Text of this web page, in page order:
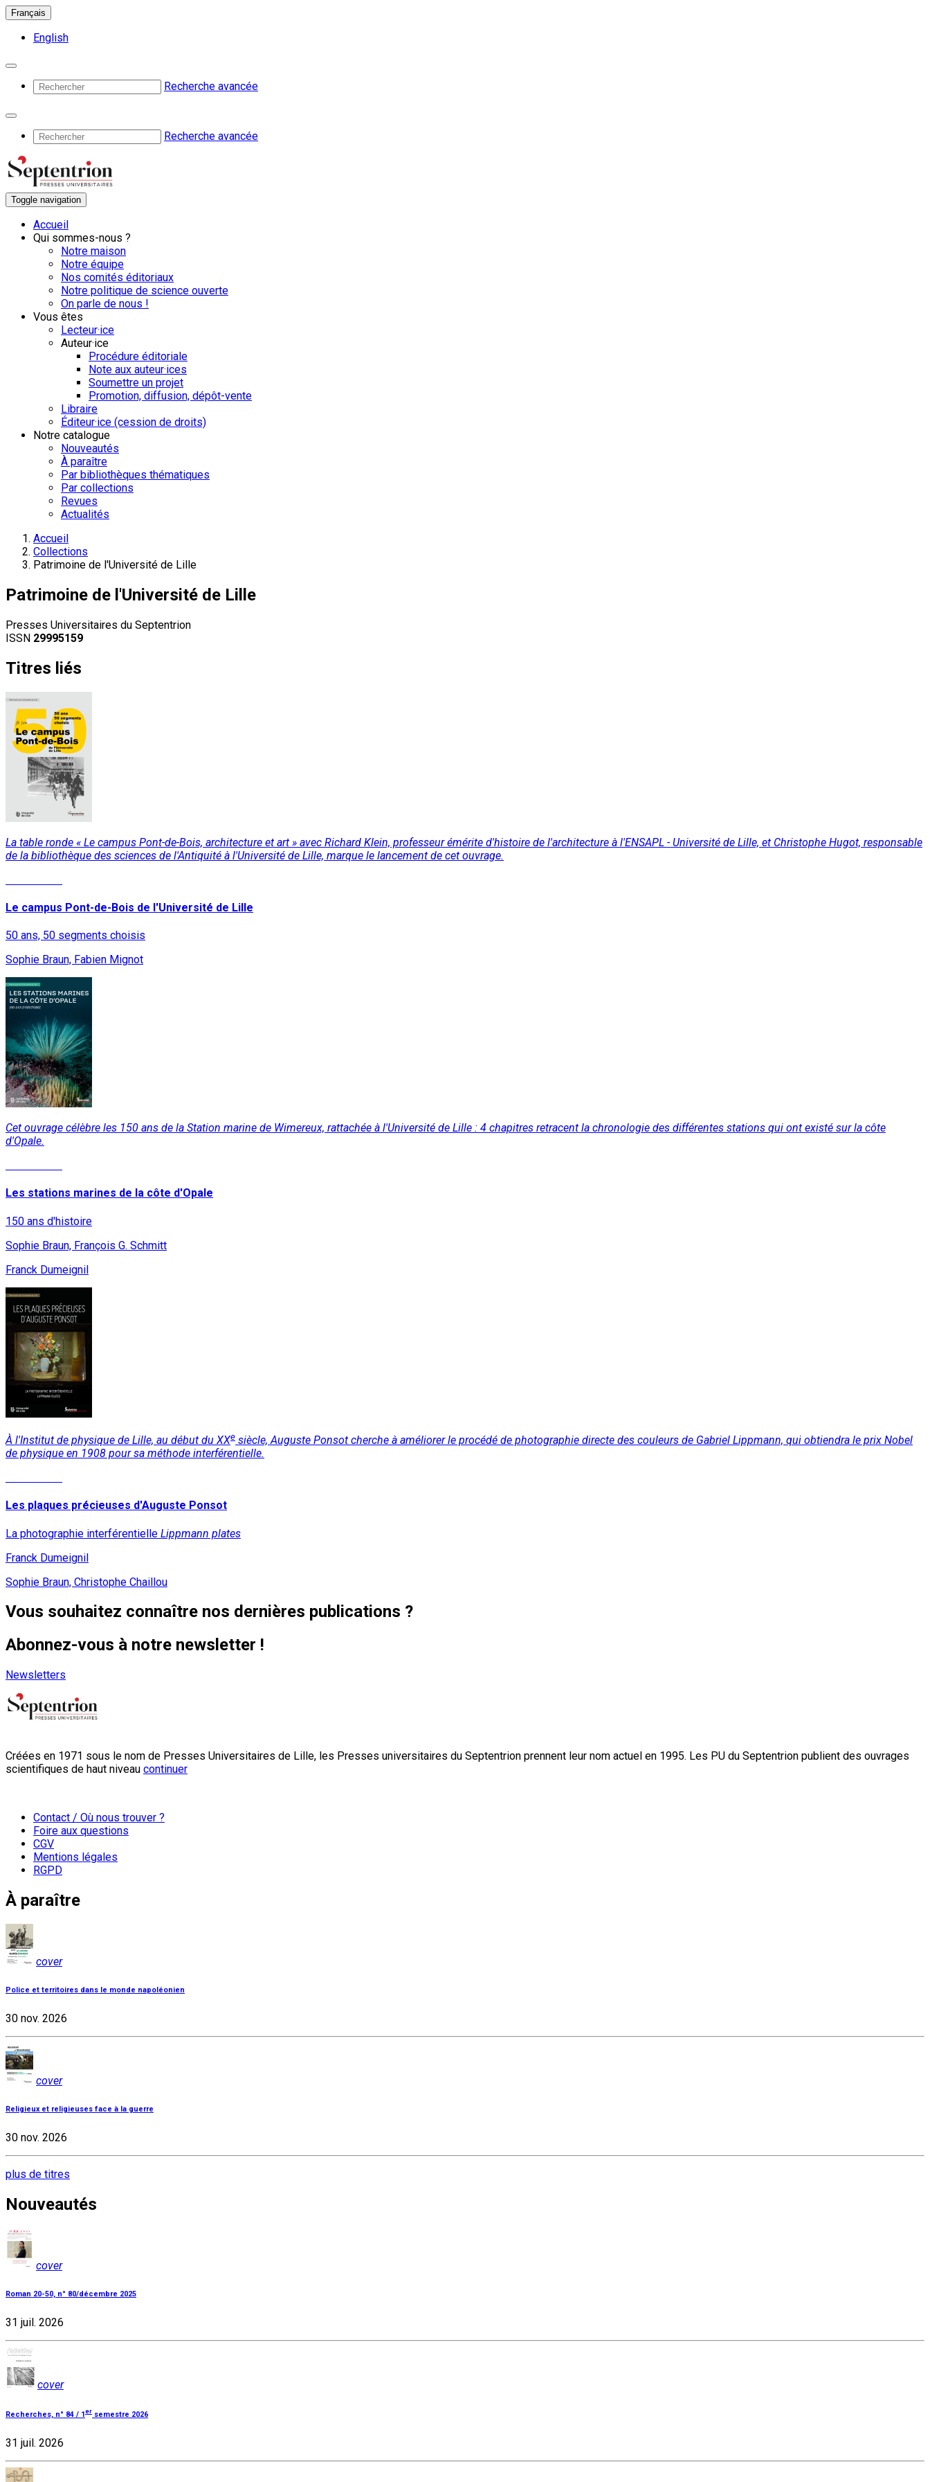
Français
English
Recherche avancée
Recherche avancée
Toggle navigation
Accueil
Qui sommes-nous ?
Notre maison
Notre équipe
Nos comités éditoriaux
Notre politique de science ouverte
On parle de nous !
Vous êtes
Lecteur·ice
Auteur·ice
Procédure éditoriale
Note aux auteur·ices
Soumettre un projet
Promotion, diffusion, dépôt-vente
Libraire
Éditeur·ice (cession de droits)
Notre catalogue
Nouveautés
À paraître
Par bibliothèques thématiques
Par collections
Revues
Actualités
Accueil
Collections
Patrimoine de l'Université de Lille
Patrimoine de l'Université de Lille
Presses Universitaires du Septentrion
ISSN 29995159
Titres liés
La table ronde « Le campus Pont-de-Bois, architecture et art » avec Richard Klein, professeur émérite d'histoire de l'architecture à l'ENSAPL - Université de Lille, et Christophe Hugot, responsable
de la bibliothèque des sciences de l'Antiquité à l'Université de Lille, marque le lancement de cet ouvrage.
Le campus Pont-de-Bois de l'Université de Lille
50 ans, 50 segments choisis
Sophie Braun, Fabien Mignot
Cet ouvrage célèbre les 150 ans de la Station marine de Wimereux, rattachée à l'Université de Lille : 4 chapitres retracent la chronologie des différentes stations qui ont existé sur la côte
d'Opale.
Les stations marines de la côte d'Opale
150 ans d'histoire
Sophie Braun, François G. Schmitt
Franck Dumeignil
À l'Institut de physique de Lille, au début du XXe siècle, Auguste Ponsot cherche à améliorer le procédé de photographie directe des couleurs de Gabriel Lippmann, qui obtiendra le prix Nobel
de physique en 1908 pour sa méthode interférentielle.
Les plaques précieuses d'Auguste Ponsot
La photographie interférentielle Lippmann plates
Franck Dumeignil
Sophie Braun, Christophe Chaillou
Vous souhaitez connaître nos dernières publications ?
Abonnez-vous à notre newsletter !
Newsletters
Créées en 1971 sous le nom de Presses Universitaires de Lille, les Presses universitaires du Septentrion prennent leur nom actuel en 1995. Les PU du Septentrion publient des ouvrages
scientifiques de haut niveau continuer
Contact / Où nous trouver ?
Foire aux questions
CGV
Mentions légales
RGPD
À paraître
cover
Police et territoires dans le monde napoléonien
30 nov. 2026
cover
Religieux et religieuses face à la guerre
30 nov. 2026
plus de titres
Nouveautés
cover
Roman 20-50, n° 80/décembre 2025
31 juil. 2026
cover
Recherches, n° 84 / 1 er semestre 2026
31 juil. 2026